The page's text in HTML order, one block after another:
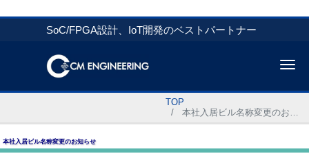
SoC/FPGA設計、IoT開発のベストパートナー
TOP
本社入居ビル名称変更のお知らせ
本社入居ビル名称変更のお知らせ